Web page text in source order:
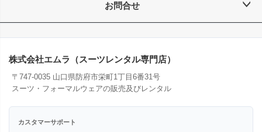
お問合せ
株式会社エムラ（スーツレンタル専門店）
〒747-0035 山口県防府市栄町1丁目6番31号
スーツ・フォーマルウェアの販売及びレンタル
カスタマーサポート